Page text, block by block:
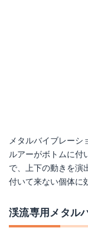
メタルバイブレーシ
ルアーがボトムに付
で、上下の動きを演
付いて来ない個体に
渓流専用メタル